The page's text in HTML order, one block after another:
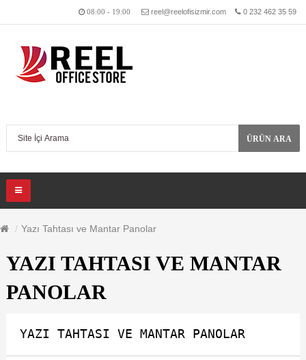
08:00 - 19:00 reel@reelofisizmir.com 0 232 462 35 59
ÜRÜN ARA
Yazı Tahtası ve Mantar Panolar
YAZI TAHTASI VE MANTAR
PANOLAR
YAZI TAHTASI VE MANTAR PANOLAR